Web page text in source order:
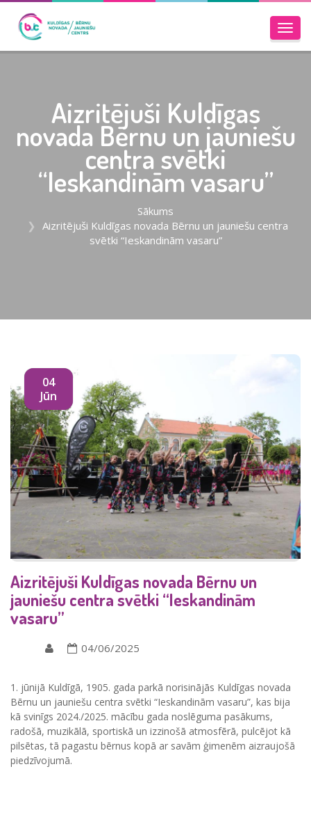
Aizritējuši Kuldīgas
novada Bērnu un jauniešu
centra svētki
“Ieskandinām vasaru”
Sākums
Aizritējuši Kuldīgas novada Bērnu un jauniešu centra
svētki “Ieskandinām vasaru”
04
Jūn
Aizritējuši Kuldīgas novada Bērnu un
jauniešu centra svētki “Ieskandinām
vasaru”
04/06/2025
1. jūnijā Kuldīgā, 1905. gada parkā norisinājās Kuldīgas novada
Bērnu un jauniešu centra svētki “Ieskandinām vasaru”, kas bija
kā svinīgs 2024./2025. mācību gada noslēguma pasākums,
radošā, muzikālā, sportiskā un izzinošā atmosfērā, pulcējot kā
pilsētas, tā pagastu bērnus kopā ar savām ģimenēm aizraujošā
piedzīvojumā.